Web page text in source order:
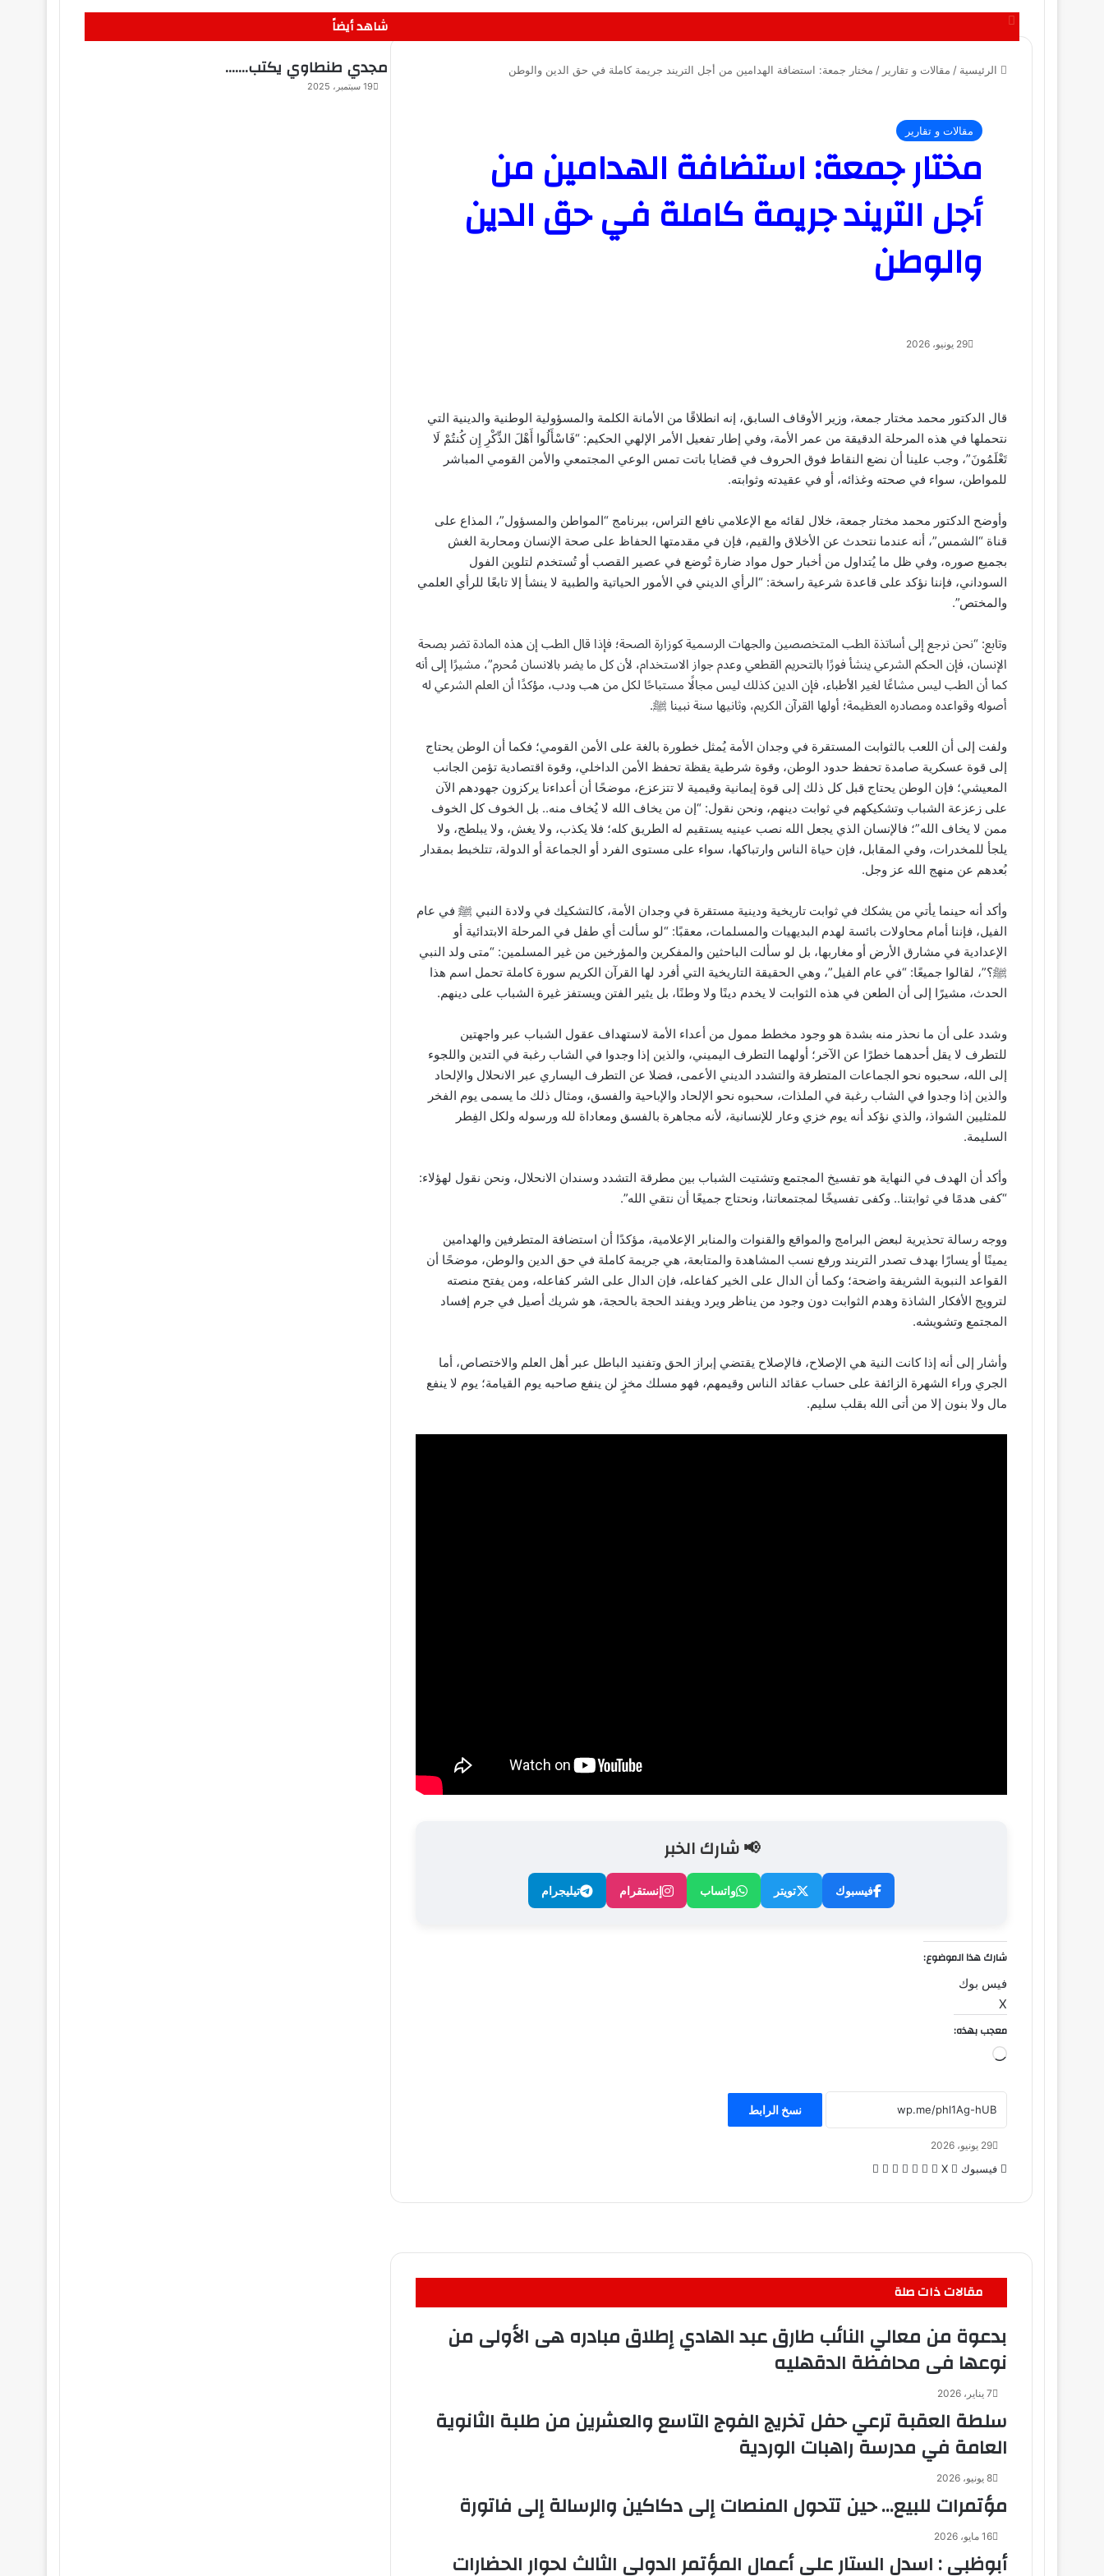
الرئيسية / مقالات و تقارير / مختار جمعة: استضافة الهدامين من أجل التريند جريمة كاملة في حق الدين والوطن
مقالات و تقارير
مختار جمعة: استضافة الهدامين من
أجل التريند جريمة كاملة في حق الدين
والوطن
29 يونيو، 2026
قال الدكتور محمد مختار جمعة، وزير الأوقاف السابق، إنه انطلاقًا من الأمانة الكلمة والمسؤولية الوطنية والدينية التي
نتحملها في هذه المرحلة الدقيقة من عمر الأمة، وفي إطار تفعيل الأمر الإلهي الحكيم: “فَاسْأَلُوا أَهْلَ الذِّكْرِ إِن كُنتُمْ لَا
تَعْلَمُونَ”، وجب علينا أن نضع النقاط فوق الحروف في قضايا باتت تمس الوعي المجتمعي والأمن القومي المباشر
للمواطن، سواء في صحته وغذائه، أو في عقيدته وثوابته.
وأوضح الدكتور محمد مختار جمعة، خلال لقائه مع الإعلامي نافع التراس، ببرنامج “المواطن والمسؤول”، المذاع على
قناة “الشمس”، أنه عندما نتحدث عن الأخلاق والقيم، فإن في مقدمتها الحفاظ على صحة الإنسان ومحاربة الغش
بجميع صوره، وفي ظل ما يُتداول من أخبار حول مواد ضارة تُوضع في عصير القصب أو تُستخدم لتلوين الفول
السوداني، فإننا نؤكد على قاعدة شرعية راسخة: “الرأي الديني في الأمور الحياتية والطبية لا ينشأ إلا تابعًا للرأي العلمي
والمختص”.
وتابع: “نحن نرجع إلى أساتذة الطب المتخصصين والجهات الرسمية كوزارة الصحة؛ فإذا قال الطب إن هذه المادة تضر بصحة
الإنسان، فإن الحكم الشرعي ينشأ فورًا بالتحريم القطعي وعدم جواز الاستخدام، لأن كل ما يضر بالانسان مُحرم”، مشيرًا إلى أنه
كما أن الطب ليس مشاعًا لغير الأطباء، فإن الدين كذلك ليس مجالًا مستباحًا لكل من هب ودب، مؤكدًا أن العلم الشرعي له
أصوله وقواعده ومصادره العظيمة؛ أولها القرآن الكريم، وثانيها سنة نبينا ﷺ.
ولفت إلى أن اللعب بالثوابت المستقرة في وجدان الأمة يُمثل خطورة بالغة على الأمن القومي؛ فكما أن الوطن يحتاج
إلى قوة عسكرية صامدة تحفظ حدود الوطن، وقوة شرطية يقظة تحفظ الأمن الداخلي، وقوة اقتصادية تؤمن الجانب
المعيشي؛ فإن الوطن يحتاج قبل كل ذلك إلى قوة إيمانية وقيمية لا تتزعزع، موضحًا أن أعداءنا يركزون جهودهم الآن
على زعزعة الشباب وتشكيكهم في ثوابت دينهم، ونحن نقول: “إن من يخاف الله لا يُخاف منه.. بل الخوف كل الخوف
ممن لا يخاف الله”؛ فالإنسان الذي يجعل الله نصب عينيه يستقيم له الطريق كله؛ فلا يكذب، ولا يغش، ولا يبلطج، ولا
يلجأ للمخدرات، وفي المقابل، فإن حياة الناس وارتباكها، سواء على مستوى الفرد أو الجماعة أو الدولة، تتلخبط بمقدار
بُعدهم عن منهج الله عز وجل.
وأكد أنه حينما يأتي من يشكك في ثوابت تاريخية ودينية مستقرة في وجدان الأمة، كالتشكيك في ولادة النبي ﷺ في عام
الفيل، فإننا أمام محاولات بائسة لهدم البديهيات والمسلمات، معقبًا: “لو سألت أي طفل في المرحلة الابتدائية أو
الإعدادية في مشارق الأرض أو مغاربها، بل لو سألت الباحثين والمفكرين والمؤرخين من غير المسلمين: “متى ولد النبي
ﷺ؟”، لقالوا جميعًا: “في عام الفيل”، وهي الحقيقة التاريخية التي أفرد لها القرآن الكريم سورة كاملة تحمل اسم هذا
الحدث، مشيرًا إلى أن الطعن في هذه الثوابت لا يخدم دينًا ولا وطنًا، بل يثير الفتن ويستفز غيرة الشباب على دينهم.
وشدد على أن ما نحذر منه بشدة هو وجود مخطط ممول من أعداء الأمة لاستهداف عقول الشباب عبر واجهتين
للتطرف لا يقل أحدهما خطرًا عن الآخر؛ أولهما التطرف اليميني، والذين إذا وجدوا في الشاب رغبة في التدين واللجوء
إلى الله، سحبوه نحو الجماعات المتطرفة والتشدد الديني الأعمى، فضلا عن التطرف اليساري عبر الانحلال والإلحاد
والذين إذا وجدوا في الشاب رغبة في الملذات، سحبوه نحو الإلحاد والإباحية والفسق، ومثال ذلك ما يسمى يوم الفخر
للمثليين الشواذ، والذي نؤكد أنه يوم خزي وعار للإنسانية، لأنه مجاهرة بالفسق ومعاداة لله ورسوله ولكل الفِطر
السليمة.
وأكد أن الهدف في النهاية هو تفسيخ المجتمع وتشتيت الشباب بين مطرقة التشدد وسندان الانحلال، ونحن نقول لهؤلاء:
“كفى هدمًا في ثوابتنا.. وكفى تفسيخًا لمجتمعاتنا، ونحتاج جميعًا أن نتقي الله”.
ووجه رسالة تحذيرية لبعض البرامج والمواقع والقنوات والمنابر الإعلامية، مؤكدًا أن استضافة المتطرفين والهدامين
يمينًا أو يسارًا بهدف تصدر التريند ورفع نسب المشاهدة والمتابعة، هي جريمة كاملة في حق الدين والوطن، موضحًا أن
القواعد النبوية الشريفة واضحة؛ وكما أن الدال على الخير كفاعله، فإن الدال على الشر كفاعله، ومن يفتح منصته
لترويج الأفكار الشاذة وهدم الثوابت دون وجود من يناظر ويرد ويفند الحجة بالحجة، هو شريك أصيل في جرم إفساد
المجتمع وتشويشه.
وأشار إلى أنه إذا كانت النية هي الإصلاح، فالإصلاح يقتضي إبراز الحق وتفنيد الباطل عبر أهل العلم والاختصاص، أما
الجري وراء الشهرة الزائفة على حساب عقائد الناس وقيمهم، فهو مسلك مخزٍ لن ينفع صاحبه يوم القيامة؛ يوم لا ينفع
مال ولا بنون إلا من أتى الله بقلب سليم.
📢 شارك الخبر
فيسبوك تويتر واتساب إنستقرام تيليجرام
شارك هذا الموضوع:
فيس بوك
X
معجب بهذه:
جاري
نسخ الرابط
29 يونيو، 2026
فيسبوك ‫X لينكدإنبينتيريستمشاركة
البريد
مقالات ذات صلة
بدعوة من معالي النائب طارق عبد الهادي إطلاق مبادره هى الأولى من
نوعها فى محافظة الدقهليه
7 يناير، 2026
سلطة العقبة ترعي حفل تخريج الفوج التاسع والعشرين من طلبة الثانوية
العامة في مدرسة راهبات الوردية
8 يونيو، 2026
مؤتمرات للبيع… حين تتحول المنصات إلى دكاكين والرسالة إلى فاتورة
16 مايو، 2026
أبوظبي : اسدل الستار علي أعمال المؤتمر الدولي الثالث لحوار الحضارات
شاهد أيضاً
مجدي طنطاوي يكتب…….
19 سبتمبر، 2025